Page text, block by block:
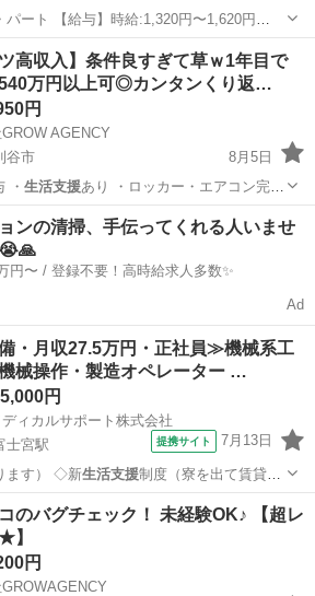
パート 【給与】時給:1,320円〜1,620円
アール・ネクサス』 329-0414 栃木県下野
金井駅(宇都宮線)より車で約10分 結城市、
ツ高収入】条件良すぎて草ｗ1年目で
万円以上可◎カンタンくり返…
円
AGENCY
谷市
8月5日
・ 生活支援あり ・ロッカー・エアコン完備
時給
ンの清掃、手伝ってくれる人いませ
日給例1万円〜 / 登録不要！高時給求人多数✨
Ad
・月収27.5万円・正社員≫機械系工
械操作・製造オペレーター …
円
ィカルサポート株式会社
士宮駅
提携サイト 7月13日
ます） ◇新生活支援制度（寮を出て賃貸物
宮駅 その他
のバグチェック！ 未経験OK♪ 【超レ
】
円